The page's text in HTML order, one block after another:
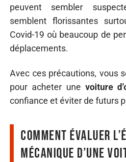
peuvent sembler
semblent florissantes
Covid-19 où beaucoup de
déplacements.
Avec ces précautions, vous
pour acheter une voiture
confiance et éviter de futurs
Comment évaluer
mécanique d’une